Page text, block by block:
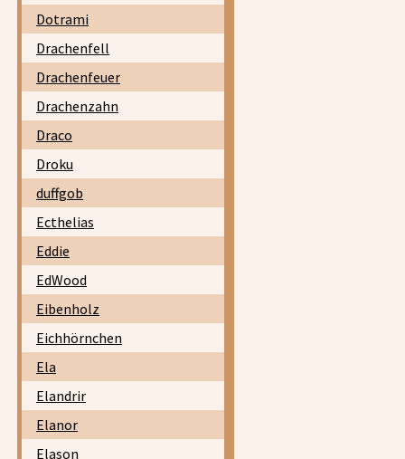
Dotrami
Drachenfell
Drachenfeuer
Drachenzahn
Draco
Droku
duffgob
Ecthelias
Eddie
EdWood
Eibenholz
Eichhörnchen
Ela
Elandrir
Elanor
Elason